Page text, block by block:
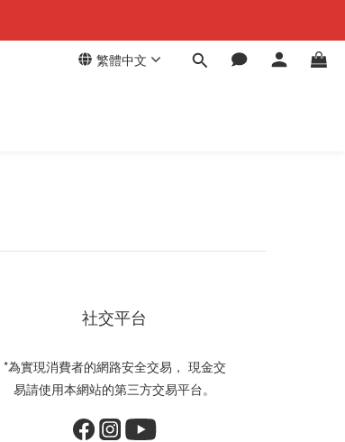
繁體中文
社交平台
*為實現消費者的網路安全交易， 現金交
易請使用本網站的第三方交易平台。